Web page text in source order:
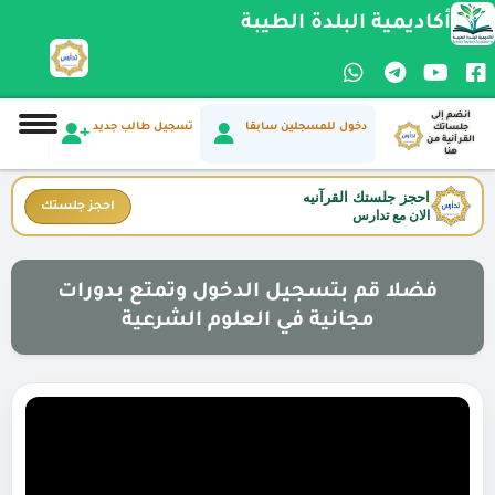
أكاديمية البلدة الطيبة
دخول للمسجلين سابقا تسجيل طالب جديد
انضم إلى
جلساتك
القرآنية من
هنا
احجز جلستك القرآنيه
الان مع تدارس
احجز جلستك
فضلا قم بتسجيل الدخول وتمتع بدورات
مجانية في العلوم الشرعية